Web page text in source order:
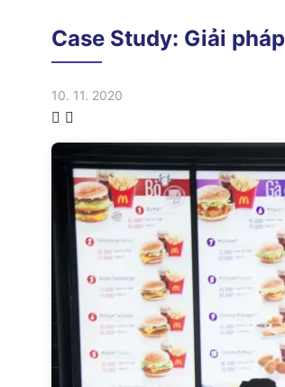
Case Study: Giải
10. 11. 2020